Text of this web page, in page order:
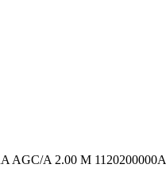
AGC/A 2.00 M 1120200000A